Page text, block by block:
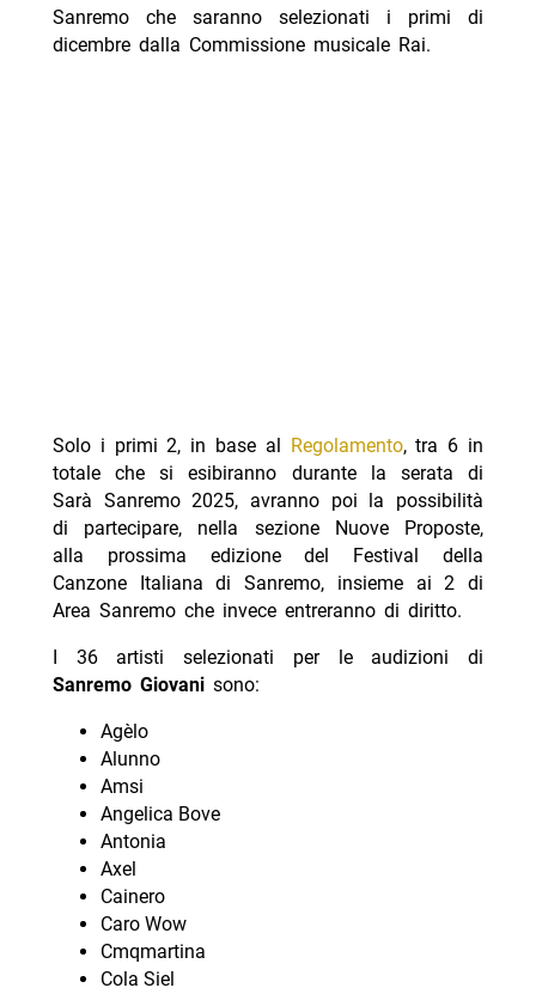
Sanremo che saranno selezionati i primi di
dicembre dalla Commissione musicale Rai.
Solo i primi 2, in base al Regolamento, tra 6 in
totale che si esibiranno durante la serata di
Sarà Sanremo 2025, avranno poi la possibilità
di partecipare, nella sezione Nuove Proposte,
alla prossima edizione del Festival della
Canzone Italiana di Sanremo, insieme ai 2 di
Area Sanremo che invece entreranno di diritto.
I 36 artisti selezionati per le audizioni di
Sanremo Giovanisono:
Agèlo
Alunno
Amsi
Angelica Bove
Antonia
Axel
Cainero
Caro Wow
Cmqmartina
Cola Siel